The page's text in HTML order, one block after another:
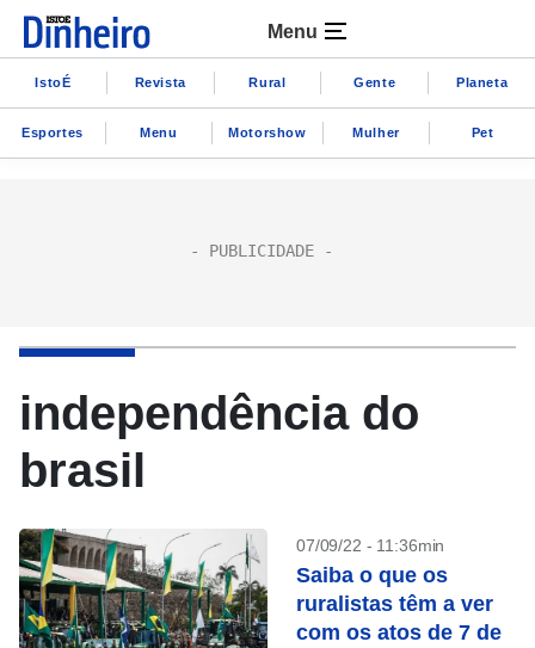
Menu
IstoÉ Revista Rural Gente Planeta
Esportes Menu Motorshow Mulher Pet
independência do
brasil
07/09/22 - 11:36min
Saiba o que os
ruralistas têm a ver
com os atos de 7 de